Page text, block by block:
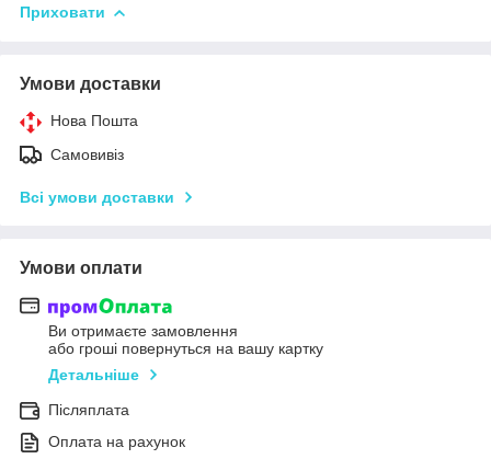
Приховати
Умови доставки
Нова Пошта
Самовивіз
Всі умови доставки
Умови оплати
Ви отримаєте замовлення
або гроші повернуться на вашу картку
Детальніше
Післяплата
Оплата на рахунок